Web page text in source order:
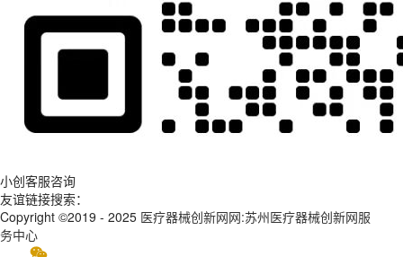
小创客服咨询
友谊链接搜索：
Copyright ©2019 - 2025 医疗器械创新网网:苏州医疗器械创新网服
务中心